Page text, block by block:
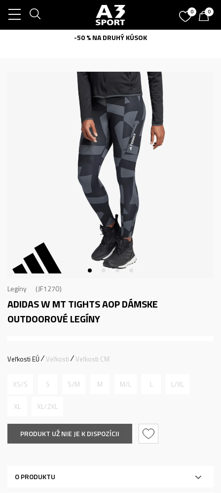
0 0
-50 % NA DRUHÝ KÚSOK
Legíny JF1270
ADIDAS W MT TIGHTS AOPDÁMSKE
OUTDOOROVÉ LEGÍNY
Veľkosti EÚ Veľkosti Veľkosti CM
XS/S S S/M M M/L L L/XL
XL XL/2XL
PRODUKT UŽ NIE JE K DISPOZÍCII
O PRODUKTU